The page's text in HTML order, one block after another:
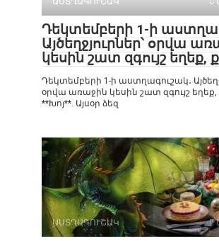
Դեկտեմբերի 1-ի
Այծեղջյուրներ՝ օրվա
կեսին շատ զգույշ եղեք,
Դեկտեմբերի 1-ի աստղագուշակ․
օրվա առաջին կեսին շատ զգույշ եղեք,
**Խոյ**. Այսօր ձեզ
ԱՍՏՂԱԳՈՒՇԱԿ